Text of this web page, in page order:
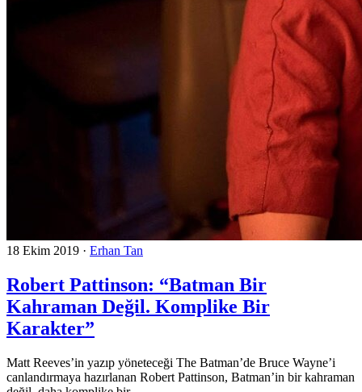
18 Ekim 2019 · Erhan Tan
Robert Pattinson: “Batman Bir
Kahraman Değil. Komplike Bir
Karakter”
Matt Reeves’in yazıp yöneteceği The Batman’de Bruce Wayne’i
canlandırmaya hazırlanan Robert Pattinson, Batman’in bir kahraman